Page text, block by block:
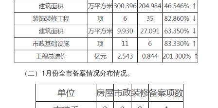
（二）1月份全市备案情况分布情况。